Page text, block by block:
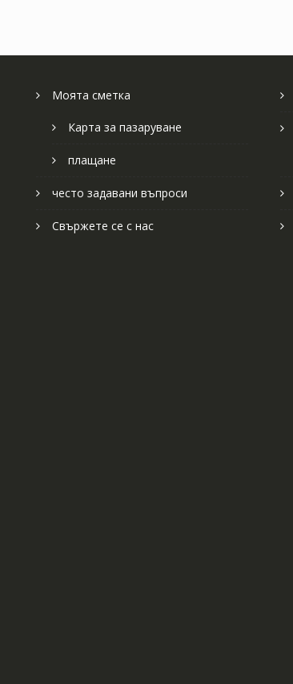
Моята сметка
Карта за пазаруване
плащане
често задавани въпроси
Свържете се с нас